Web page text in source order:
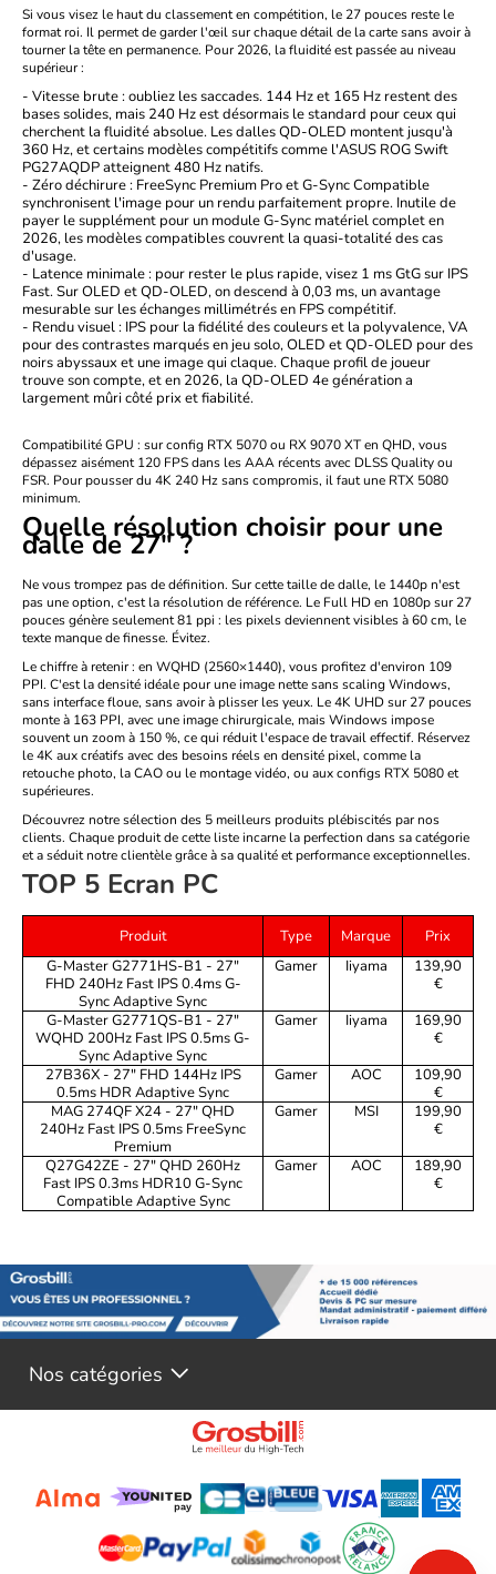
Si vous visez le haut du classement en compétition, le 27 pouces reste le
format roi. Il permet de garder l'œil sur chaque détail de la carte sans avoir à
tourner la tête en permanence. Pour 2026, la fluidité est passée au niveau
supérieur :
- Vitesse brute :oubliez les saccades. 144 Hz et 165 Hz restent des
bases solides, mais 240 Hz est désormais le standard pour ceux qui
cherchent la fluidité absolue. Lesdalles QD-OLED montent jusqu'à
360 Hz, et certains modèles compétitifs comme l'ASUS ROG Swift
PG27AQDP atteignent 480 Hz natifs.
- Zéro déchirure : FreeSync Premium Pro et G-Sync Compatible
synchronisent l'image pour un rendu parfaitement propre. Inutile de
payer le supplément pour un module G-Sync matériel complet en
2026, les modèles compatibles couvrent la quasi-totalité des cas
d'usage.
- Latence minimale : pour rester le plus rapide, visez 1 ms GtG sur IPS
Fast. SurOLED et QD-OLED, on descend à 0,03 ms, un avantage
mesurable sur les échanges millimétrés en FPS compétitif.
- Rendu visuel : IPS pour la fidélité des couleurs et la polyvalence, VA
pour des contrastes marqués en jeu solo, OLED et QD-OLED pour des
noirs abyssaux et une image qui claque. Chaque profil de joueur
trouve son compte, et en 2026, la QD-OLED 4e génération a
largement mûri côté prix et fiabilité.
Compatibilité GPU : sur config RTX 5070 ou RX 9070 XT en QHD, vous
dépassez aisément 120 FPS dans les AAA récents avec DLSS Quality ou
FSR. Pour pousser du 4K 240 Hz sans compromis, il faut une RTX 5080
minimum.
Quelle résolution choisir pour une
dalle de 27" ?
Ne vous trompez pas de définition. Sur cette taille de dalle, le 1440p n'est
pas une option, c'est la résolution de référence. Le Full HD en 1080p sur 27
pouces génère seulement 81 ppi : les pixels deviennent visibles à 60 cm, le
texte manque de finesse. Évitez.
Le chiffre à retenir : en WQHD (2560×1440), vous profitez d'environ 109
PPI. C'est la densité idéale pour une image nette sans scaling Windows,
sans interface floue, sans avoir à plisser les yeux. Le 4K UHD sur 27 pouces
monte à 163 PPI, avec une image chirurgicale, mais Windows impose
souvent un zoom à 150 %, ce qui réduit l'espace de travail effectif. Réservez
le 4K aux créatifs avec des besoins réels en densité pixel, comme la
retouche photo, la CAO ou le montage vidéo, ou aux configs RTX 5080et
supérieures.
Découvrez notre sélection des 5 meilleurs produits plébiscités par nos
clients. Chaque produit de cette liste incarne la perfection dans sa catégorie
et a séduit notre clientèle grâce à sa qualité et performance exceptionnelles.
TOP 5 Ecran PC
Produit Type Marque
Prix
G-Master G2771HS-B1 - 27"
FHD 240Hz Fast IPS 0.4ms G-
Sync Adaptive Sync
Gamer Iiyama
139,90
€
G-Master G2771QS-B1 - 27"
WQHD 200Hz Fast IPS 0.5ms G-
Sync Adaptive Sync
Gamer Iiyama
169,90
€
27B36X - 27" FHD 144Hz IPS
0.5ms HDR Adaptive Sync
Gamer AOC
109,90
€
MAG 274QF X24 - 27" QHD
240Hz Fast IPS 0.5ms FreeSync
Premium
Gamer MSI
199,90
€
Q27G42ZE - 27" QHD 260Hz
Fast IPS 0.3ms HDR10 G-Sync
Compatible Adaptive Sync
Gamer AOC
189,90
€
Nos catégories